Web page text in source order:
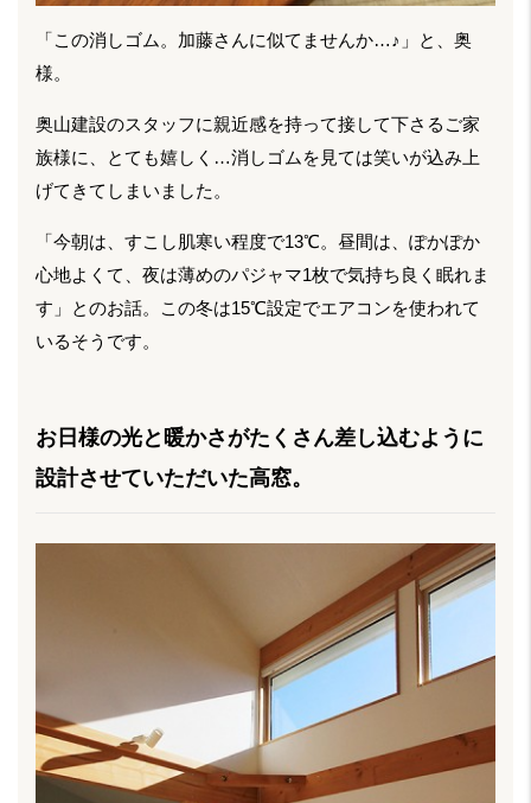
「この消しゴム。加藤さんに似てませんか…♪」と、奥
様。
奥山建設のスタッフに親近感を持って接して下さるご家
族様に、とても嬉しく…消しゴムを見ては笑いが込み上
げてきてしまいました。
「今朝は、すこし肌寒い程度で13℃。昼間は、ぽかぽか
心地よくて、夜は薄めのパジャマ1枚で気持ち良く眠れま
す」とのお話。この冬は15℃設定でエアコンを使われて
いるそうです。
お日様の光と暖かさがたくさん差し込むように
設計させていただいた高窓。